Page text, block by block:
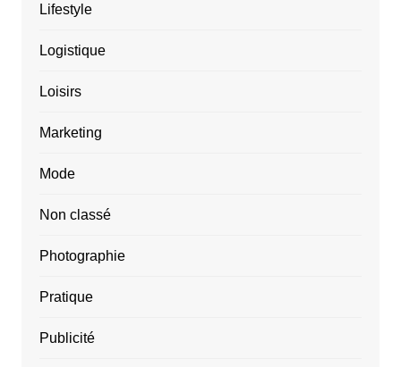
Lifestyle
Logistique
Loisirs
Marketing
Mode
Non classé
Photographie
Pratique
Publicité